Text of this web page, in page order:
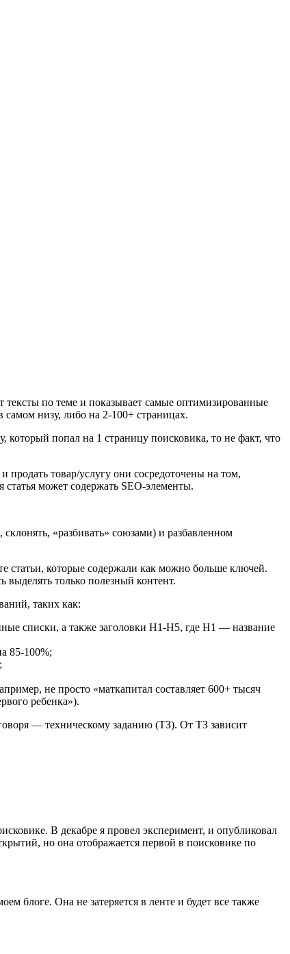
тексты по теме и показывает самые оптимизированные
низу, либо на 2-100+ страницах.
попал на 1 страницу поисковика, то не факт, что
продать товар/услугу они сосредоточены на том,
может содержать SEO-элементы.
«разбивать» союзами) и разбавленном
статьи, которые содержали как можно больше ключей.
только полезный контент.
таких как:
списки, а также заголовки H1-H5, где H1 ― название
85-100%;
не просто «маткапитал составляет 600+ тысяч
ребенка»).
― техническому заданию (ТЗ). От ТЗ зависит
В декабре я провел эксперимент, и опубликовал
но она отображается первой в поисковике по
блоге. Она не затеряется в ленте и будет все также